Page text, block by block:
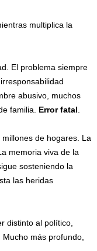
multiplica la
El problema siempre
abusivo, muchos
familia. Error fatal
de hogares. La
memoria viva de la
sosteniendo la
las heridas
distinto al político,
más profundo,